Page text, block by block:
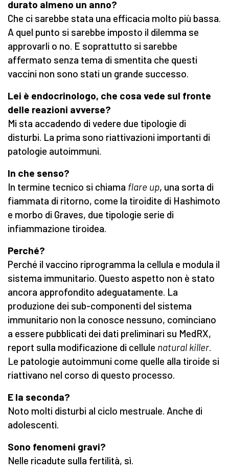
durato almeno un anno?
Che ci sarebbe stata una efficacia molto più bassa.
A quel punto si sarebbe imposto il dilemma se
approvarli o no. E soprattutto si sarebbe
affermato senza tema di smentita che questi
vaccini non sono stati un grande successo.
Lei è endocrinologo, che cosa vede sul fronte
delle reazioni avverse?
Mi sta accadendo di vedere due tipologie di
disturbi. La prima sono riattivazioni importanti di
patologie autoimmuni.
In che senso?
In termine tecnico si chiama flare up, una sorta di
fiammata di ritorno, come la tiroidite di Hashimoto
e morbo di Graves, due tipologie serie di
infiammazione tiroidea.
Perché?
Perché il vaccino riprogramma la cellula e modula il
sistema immunitario. Questo aspetto non è stato
ancora approfondito adeguatamente. La
produzione dei sub-componenti del sistema
immunitario non la conosce nessuno, cominciano
a essere pubblicati dei dati preliminari su MedRX,
report sulla modificazione di cellule natural killer.
Le patologie autoimmuni come quelle alla tiroide si
riattivano nel corso di questo processo.
E la seconda?
Noto molti disturbi al ciclo mestruale. Anche di
adolescenti.
Sono fenomeni gravi?
Nelle ricadute sulla fertilità, sì.